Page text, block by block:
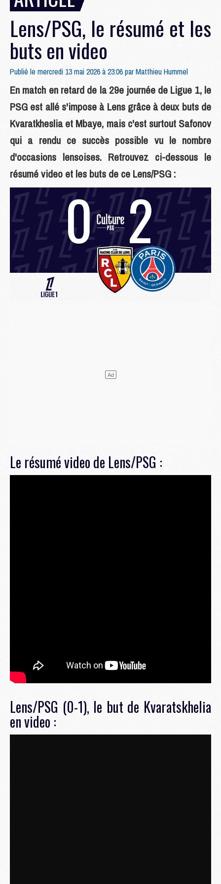
Lens/PSG, le résumé et les
buts en video
Publié le mercredi 13 mai 2026 à 23:06 parMatthieu Hummel
En match en retard de la 29e journée de Ligue 1, le
PSG est allé s'impose à Lens grâce à deux buts de
Kvaratkheslia et Mbaye, mais c'est surtout Safonov
qui a rendu ce succès possible vu le nombre
d'occasions lensoises. Retrouvez ci-dessous le
résumé video et les buts de ce Lens/PSG :
Le résumé video de Lens/PSG :
Lens/PSG (0-1), le but de Kvaratskhelia
en video :